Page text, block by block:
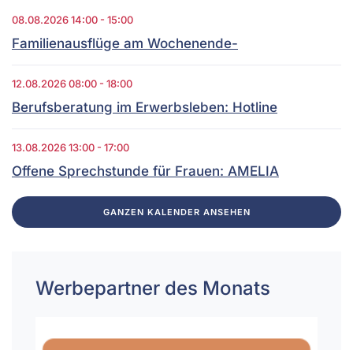
08.08.202614:00 - 15:00
Familienausflüge am Wochenende-
12.08.202608:00 - 18:00
Berufsberatung im Erwerbsleben: Hotline
13.08.202613:00 - 17:00
Offene Sprechstunde für Frauen: AMELIA
GANZEN KALENDER ANSEHEN
Werbepartner des Monats